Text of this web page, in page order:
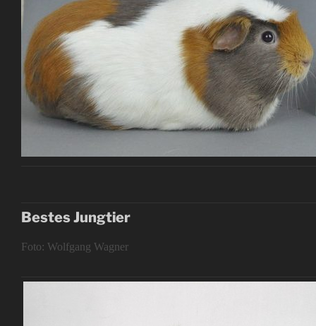
Bestes Jungtier
Foto: Wolfgang Wagner